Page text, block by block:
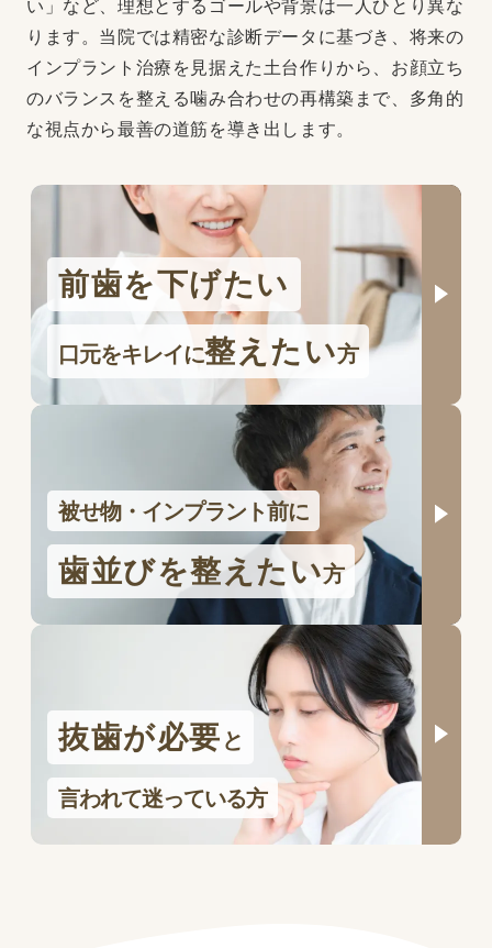
い」など、理想とするゴールや背景は一人ひとり異な
ります。当院では精密な診断データに基づき、将来の
インプラント治療を見据えた土台作りから、お顔立ち
のバランスを整える噛み合わせの再構築まで、多角的
な視点から最善の道筋を導き出します。
前歯を下げたい
口元をキレイに整えたい方
被せ物・インプラント前に
歯並びを整えたい方
抜歯が必要 と
言われて迷っている方